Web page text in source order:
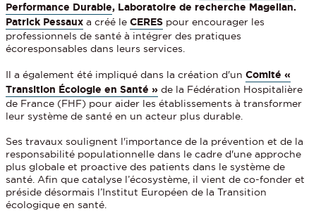
Performance Durable, Laboratoire de recherche Magellan.
Patrick Pessaux a créé leCERES pour encourager les
professionnels de santé à intégrer des pratiques
écoresponsables dans leurs services.
Il a également été impliqué dans la création d'unComité «
Transition Écologie en Santé » de la Fédération Hospitalière
de France (FHF) pour aider les établissements à transformer
leur système de santé en un acteur plus durable.
Ses travaux soulignent l'importance de la prévention et de la
responsabilité populationnelle dans le cadre d'une approche
plus globale et proactive des patients dans le système de
santé. Afin que catalyse l’écosystème, il vient de co-fonder et
préside désormais l’Institut Européen de la Transition
écologique en santé.